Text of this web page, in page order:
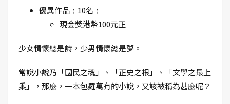
優異作品﹙10名﹚
現金獎港幣100元正
少女情懷總是詩，少男情懷總是夢。
常說小說乃「國民之魂」、「正史之根」、「文學之最上
乘」，那麼，一本包羅萬有的小說，又該被稱為甚麼呢？